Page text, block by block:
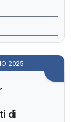
2025
di